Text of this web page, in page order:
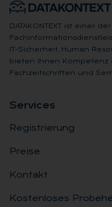
DATAKONTEXT ist einer
IT-Sicherheit, Human
bieten Ihnen Kompetenz
Fachzeitschriften und
Ser­vices
Registrierung
Preise
Kontakt
Kostenloses